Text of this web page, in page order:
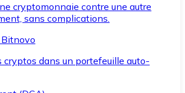
cryptomonnaie contre une autre
sans complications.
cryptos dans un portefeuille auto-